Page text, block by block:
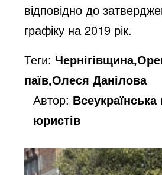
відповідно до
графіку на 2019 рік.
Теги:
паїв,Олеся Данілова
Автор:
юристів